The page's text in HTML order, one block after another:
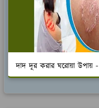
দাদ দূর করার ঘরোয়া উপায়